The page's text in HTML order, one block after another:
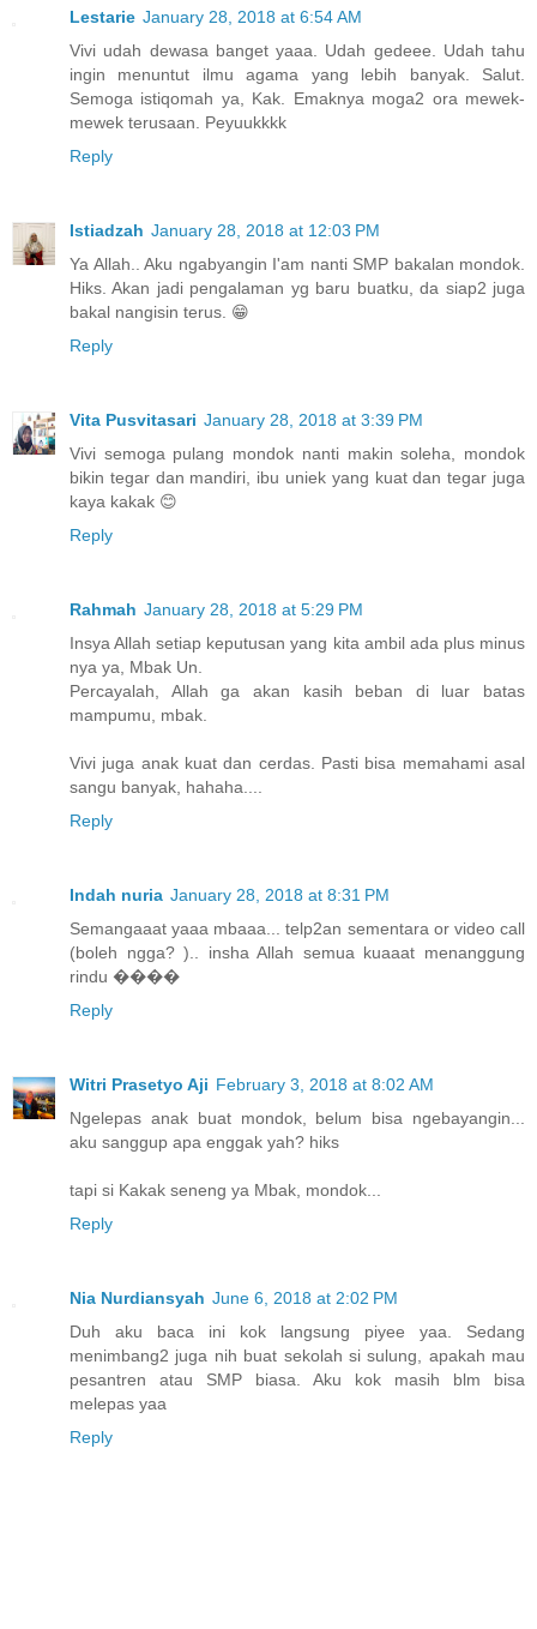
Lestarie January 28, 2018 at 6:54 AM
Vivi udah dewasa banget yaaa. Udah gedeee. Udah tahu
ingin menuntut ilmu agama yang lebih banyak. Salut.
Semoga istiqomah ya, Kak. Emaknya moga2 ora mewek-
mewek terusaan. Peyuukkkk
Reply
Istiadzah January 28, 2018 at 12:03 PM
Ya Allah.. Aku ngabyangin I'am nanti SMP bakalan mondok.
Hiks. Akan jadi pengalaman yg baru buatku, da siap2 juga
bakal nangisin terus. 😁
Reply
Vita Pusvitasari January 28, 2018 at 3:39 PM
Vivi semoga pulang mondok nanti makin soleha, mondok
bikin tegar dan mandiri, ibu uniek yang kuat dan tegar juga
kaya kakak 😊
Reply
Rahmah January 28, 2018 at 5:29 PM
Insya Allah setiap keputusan yang kita ambil ada plus minus
nya ya, Mbak Un.
Percayalah, Allah ga akan kasih beban di luar batas
mampumu, mbak.
Vivi juga anak kuat dan cerdas. Pasti bisa memahami asal
sangu banyak, hahaha....
Reply
Indah nuria January 28, 2018 at 8:31 PM
Semangaaat yaaa mbaaa... telp2an sementara or video call
(boleh ngga? ).. insha Allah semua kuaaat menanggung
rindu ����
Reply
Witri Prasetyo Aji February 3, 2018 at 8:02 AM
Ngelepas anak buat mondok, belum bisa ngebayangin...
aku sanggup apa enggak yah? hiks
tapi si Kakak seneng ya Mbak, mondok...
Reply
Nia Nurdiansyah June 6, 2018 at 2:02 PM
Duh aku baca ini kok langsung piyee yaa. Sedang
menimbang2 juga nih buat sekolah si sulung, apakah mau
pesantren atau SMP biasa. Aku kok masih blm bisa
melepas yaa
Reply